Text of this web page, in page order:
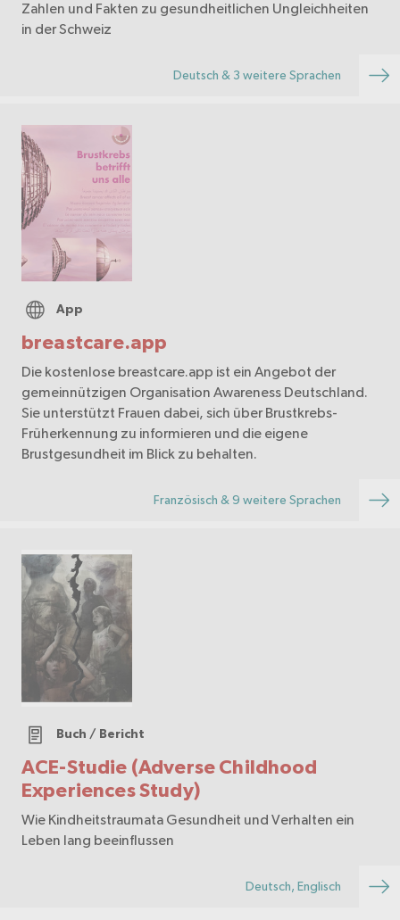
Zahlen und Fakten zu gesundheitlichen Ungleichheiten
in der Schweiz
Deutsch & 3 weitere Sprachen
breastcare.app
App
Die kostenlose breastcare.app ist ein Angebot der
gemeinnützigen Organisation Awareness Deutschland.
Sie unterstützt Frauen dabei, sich über Brustkrebs-
Früherkennung zu informieren und die eigene
Brustgesundheit im Blick zu behalten.
Französisch & 9 weitere Sprachen
ACE-Studie (Adverse Childhood
Experiences Study)
Buch / Bericht
Wie Kindheitstraumata Gesundheit und Verhalten ein
Leben lang beeinflussen
Deutsch, Englisch